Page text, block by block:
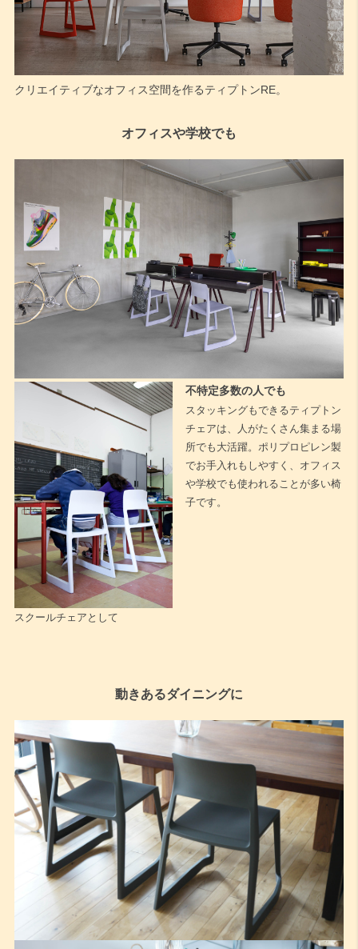
クリエイティブなオフィス空間を作るティプトンRE。
オフィスや学校でも
スクールチェアとして
不特定多数の人でも
スタッキングもできるティプトン
チェアは、人がたくさん集まる場
所でも大活躍。ポリプロピレン製
でお手入れもしやすく、オフィス
や学校でも使われることが多い椅
子です。
動きあるダイニングに